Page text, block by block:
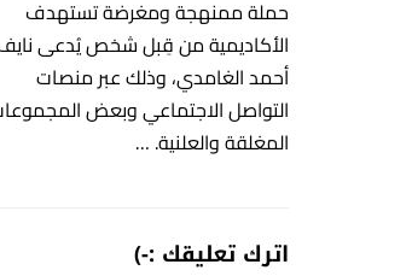
حملة ممنهجة ومغرضة تستهدف
الأكاديمية من قِبل شخص يُدعى
أحمد الغامدي، وذلك عبر منصات
التواصل الاجتماعي وبعض
المغلقة والعلنية. …
اترك تعليقك :-)